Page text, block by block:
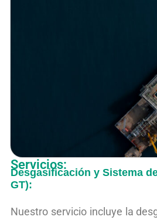
Servicios:
Desgasificación y Sistema
GT):
Nuestro servicio incluye la